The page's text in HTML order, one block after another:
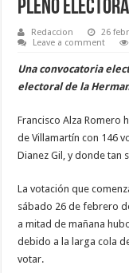
pleno
Redaccion 26
Leave a comment
Una convocatoria
electoral de la
Francisco Alza Romero
de Villamartín con 146
Dianez Gil, y donde tan
La votación que
sábado 26 de febrero
a mitad de mañana
debido a la larga cola
votar.